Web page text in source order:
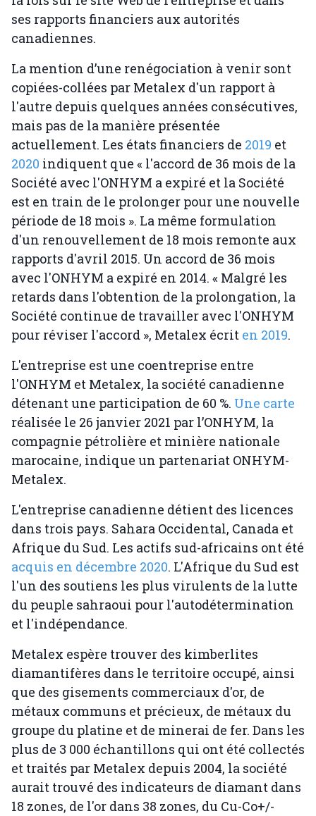
ses rapports financiers aux autorités
canadiennes.
La mention d’une renégociation à venir sont
copiées-collées par Metalex d'un rapport à
l'autre depuis quelques années consécutives,
mais pas de la manière présentée
actuellement. Les états financiers de 2019 et
2020 indiquent que « l'accord de 36 mois de la
Société avec l'ONHYM a expiré et la Société
est en train de le prolonger pour une nouvelle
période de 18 mois ». La même formulation
d'un renouvellement de 18 mois remonte aux
rapports d'avril 2015. Un accord de 36 mois
avec l'ONHYM a expiré en 2014. « Malgré les
retards dans l'obtention de la prolongation, la
Société continue de travailler avec l'ONHYM
pour réviser l'accord », Metalex écrit en 2019.
L'entreprise est une coentreprise entre
l'ONHYM et Metalex, la société canadienne
détenant une participation de 60 %. Une carte
réalisée le 26 janvier 2021 par l’ONHYM, la
compagnie pétrolière et minière nationale
marocaine, indique un partenariat ONHYM-
Metalex.
L'entreprise canadienne détient des licences
dans trois pays. Sahara Occidental, Canada et
Afrique du Sud. Les actifs sud-africains ont été
acquis en décembre 2020. L'Afrique du Sud est
l'un des soutiens les plus virulents de la lutte
du peuple sahraoui pour l'autodétermination
et l'indépendance.
Metalex espère trouver des kimberlites
diamantifères dans le territoire occupé, ainsi
que des gisements commerciaux d'or, de
métaux communs et précieux, de métaux du
groupe du platine et de minerai de fer. Dans les
plus de 3 000 échantillons qui ont été collectés
et traités par Metalex depuis 2004, la société
aurait trouvé des indicateurs de diamant dans
18 zones, de l'or dans 38 zones, du Cu-Co+/-